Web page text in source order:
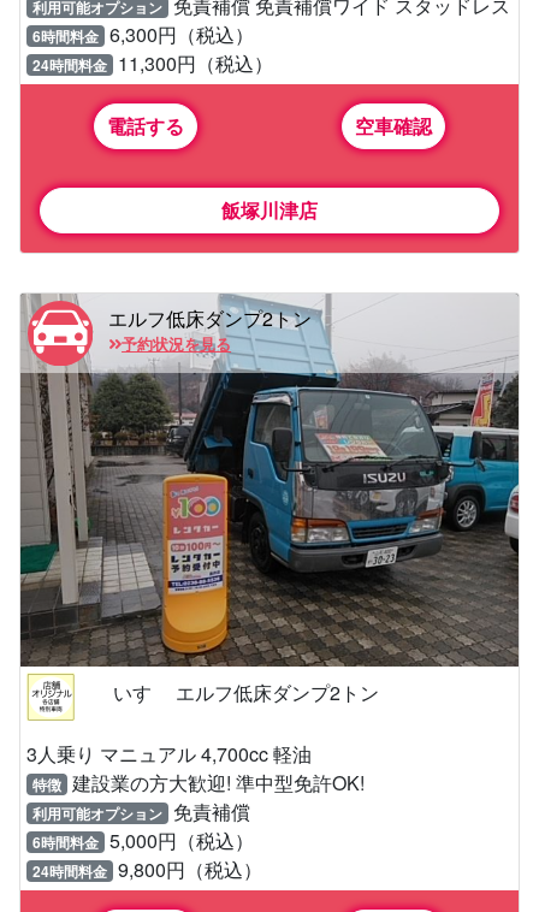
利用可能オプション
6時間料金 6,300円（税込）
24時間料金 11,300円（税込）
電話する 空車確認
飯塚川津店
エルフ低床ダンプ2トン
予約状況を見る
いすゞ エルフ低床ダンプ2トン
3人乗り マニュアル 4,700cc 軽油
特徴 建設業の方大歓迎! 準中型免許OK!
利用可能オプション 免責補償
6時間料金 5,000円（税込）
24時間料金 9,800円（税込）